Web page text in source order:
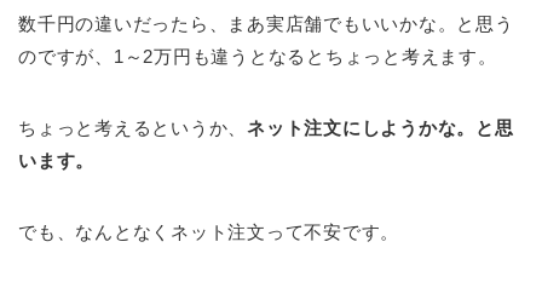
数千円の違いだったら、まあ実店舗でもいいかな。と思う
のですが、1～2万円も違うとなるとちょっと考えます。
ちょっと考えるというか、ネット注文にしようかな。と思
います。
でも、なんとなくネット注文って不安です。